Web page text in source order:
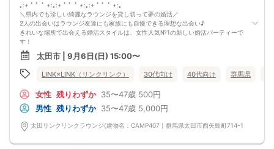
19:05
3～10回[ 1対1テーブルトーク ]
3～10分間のトーク
[ 席替えタイム ]
20:50[ マッチングカード記入 ]
20:55[ マッチングカード回収 ]
[マッチングカード配布]
21:00[ パーティ終了・ご退室 ]
女性からの優先退出になります
【プロフィールカードとは】
会話が盛り上がるようプロフィールカードをご用意しております♪
★話題探しにもう悩まなくても大丈夫です★
貴方に代わり良い印象だった方にマッチングカードをお渡し致します☆
【1】好印象の方の番号をお書き下さい(最大5枚出せます)
｡:+ ﾟ ゜ﾟ +:｡:+ ﾟ ゜ﾟ +:｡:+ ﾟ ゜ﾟ +:｡
＼県内でも珍しい綺麗なラウンジを貸し切って夢の婚活／
2人の出会いはラウンジ友達にも家族にも自慢できる理想な出会い♪
きれいな場所で出会える婚活スタイルは、女性人気№1の新しい婚活パーティーで
す！
今回のパーティーは、
2年以内に“結婚”したい皆様へ♡
＼ 僕と結婚してください！ ／
プロポーズは自分から派
年収400万円以上or高身長or1人暮らしの男性
結婚、出産と考えても安心できる彼。
《 さらに今回は、 》
幸せ+円満な夫婦生活を築けそう♪
裏表のない「一途」な性格の方
太田市 | 9月6日(日) 15:00〜
LINK×LINK（リンクリンク） 30代向け 40代向け 群馬県
女性 残りわずか 35〜47歳 500円
男性 残りわずか 35〜47歳 5,000円
太田リンクリンクラウンジ(建物名：CAMP407 ) 群馬県太田市西矢島町714-1